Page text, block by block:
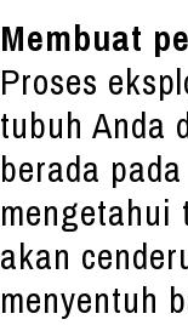
Membuat
Proses
tubuh Anda
berada
akan
menyentuh